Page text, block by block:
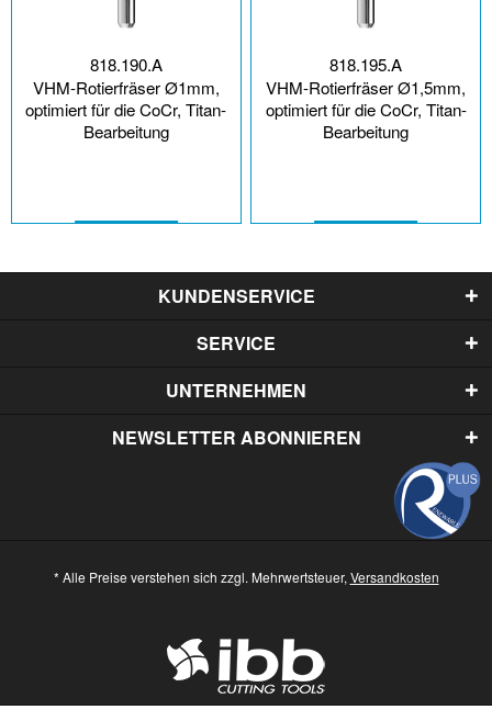
818.190.A
VHM-Rotierfräser Ø1mm,
optimiert für die CoCr, Titan-
Bearbeitung
818.195.A
VHM-Rotierfräser Ø1,5mm,
optimiert für die CoCr, Titan-
Bearbeitung
KUNDENSERVICE
SERVICE
UNTERNEHMEN
NEWSLETTER ABONNIEREN
* Alle Preise verstehen sich zzgl. Mehrwertsteuer, Versandkosten